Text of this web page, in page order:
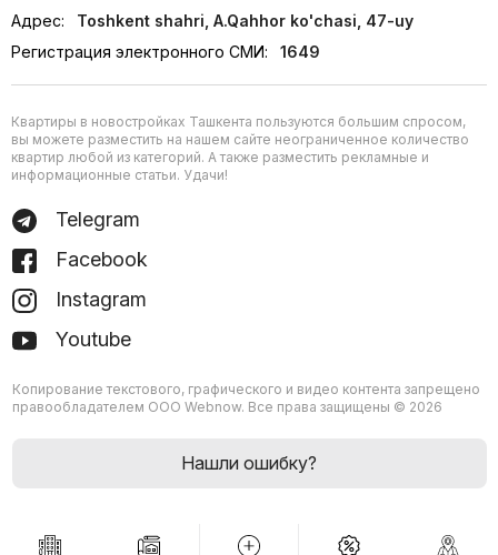
Адрес:
Toshkent shahri, A.Qahhor ko'chasi, 47-uy
Регистрация электронного СМИ:
1649
Квартиры в новостройках Ташкента пользуются большим спросом,
вы можете разместить на нашем сайте неограниченное количество
квартир любой из категорий. А также разместить рекламные и
информационные статьи. Удачи!
Telegram
Facebook
Instagram
Youtube
Копирование текстового, графического и видео контента запрещено
правообладателем ООО Webnow. Все права защищены © 2026
Нашли ошибку?